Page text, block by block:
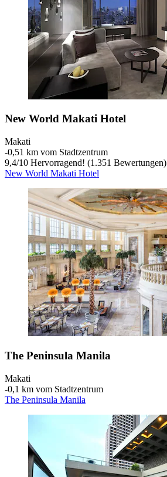
New World Makati Hotel
Makati
‐0,51 km vom Stadtzentrum
9,4/10 Hervorragend! (1.351 Bewertungen)
New World Makati Hotel
The Peninsula Manila
Makati
‐0,1 km vom Stadtzentrum
The Peninsula Manila